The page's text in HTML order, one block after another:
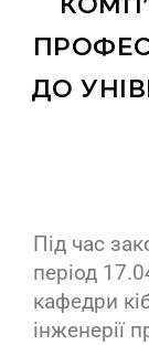
ДО
Під час
період
кафедри
інженерії